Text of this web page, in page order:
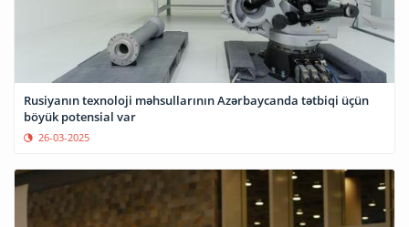
Rusiyanın texnoloji məhsullarının Azərbaycanda tətbiqi üçün
böyük potensial var
26-03-2025